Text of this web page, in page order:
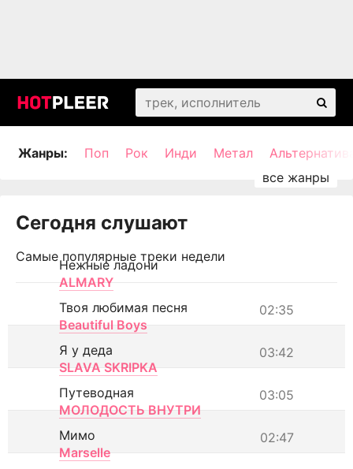
Жанры: Поп Рок Инди Метал
Сегодня слушают
Самые популярные треки недели
Нежные ладони
ALMARY
02:35
Твоя любимая песня
Beautiful Boys
03:42
Я у деда
SLAVA SKRIPKA
03:05
Путеводная
МОЛОДОСТЬ ВНУТРИ
02:47
Мимо
Marselle